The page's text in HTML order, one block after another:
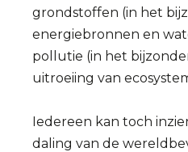
grondstoffen (in het
energiebronnen en
pollutie (in het
uitroeiing van
Iedereen kan toch
daling van de